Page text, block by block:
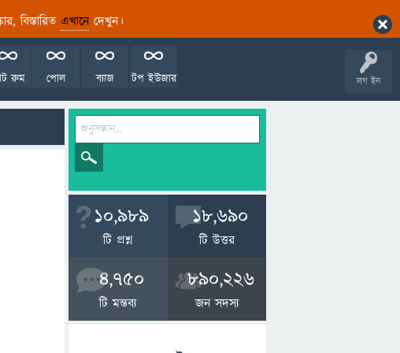
বিস্তারিত এখানেদেখুন।
লগ ইন
টপ ইউজার
ব্যাজ
পোল
রুম
10,989
টি প্রশ্ন
18,690
টি উত্তর
4,750
টি মন্তব্য
890,226
জন সদস্য